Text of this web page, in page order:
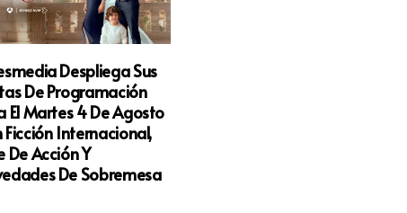
Despliega Sus
De Programación
El Martes 4 De Agosto
Ficción Internacional,
De Acción Y
De Sobremesa